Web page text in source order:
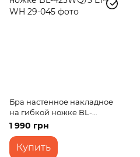
Бра настенное накладное
на гибкой ножке BL-
423WQ/3 E14 WH
1 990 грн
Купить